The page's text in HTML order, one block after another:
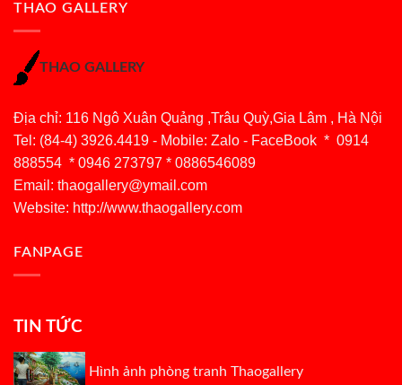
THAO GALLERY
THAO GALLERY
Địa chỉ: 116 Ngô Xuân Quảng ,Trâu Quỳ,Gia Lâm , Hà Nội
Tel: (84-4) 3926.4419 - Mobile: Zalo - FaceBook * 0914
888554 * 0946 273797 * 0886546089
Email: thaogallery@ymail.com
Website: http://www.thaogallery.com
FANPAGE
TIN TỨC
Hình ảnh phòng tranh Thaogallery